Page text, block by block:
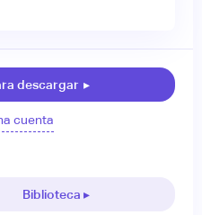
descargar ▸
cuenta
Biblioteca ▸